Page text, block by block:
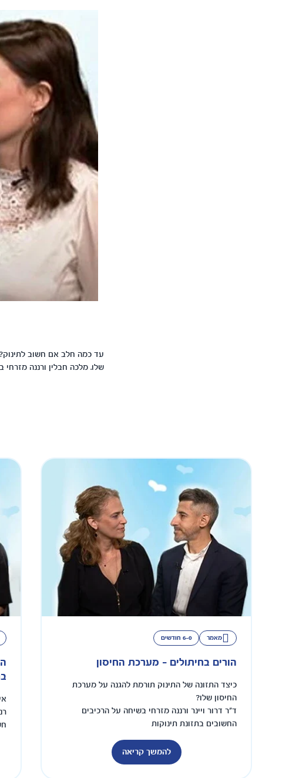
עד כמה חלב אם חשוב
שלו. מלכה חבלין ורננה
מאמר 6-0 חודשים
הורים בחיתולים - מערכת החיסון
כיצד התזונה של התינוק תורמת להגנה על מערכת
החיסון שלו?
ד"ר דרור ויינר ורננה מזרחי בשיחה על הרכיבים
החשובים בתזונת תינוקות
להמשך קריאה